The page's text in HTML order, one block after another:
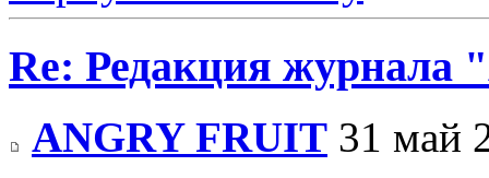
Re: Редакция журнала
ANGRY FRUIT 31 май